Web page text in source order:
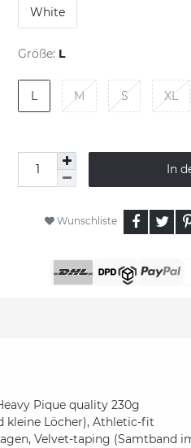
White
Größe: L
L M S XL
In
Wunschliste
Pique quality 230g
kleine Löcher), Athletic-fit
Velvet-taping (Samtband